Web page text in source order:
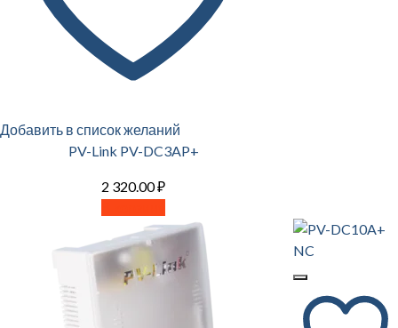
Добавить в список желаний
PV-Link PV-DC3AP+
2 320.00₽